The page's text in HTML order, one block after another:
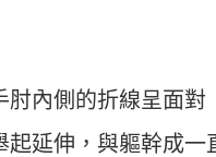
肘內側的折線呈面對
起延伸，與軀幹成一